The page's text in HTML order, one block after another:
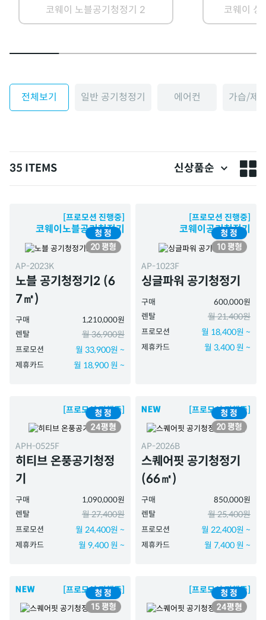
코웨이 노블공기청정기 2
코웨이 싱
전체보기 일반 공기청정기 에어컨 가습/제
35 ITEMS 신상품순
[프로모션 진행중]
코웨이노블공기청정기
AP-2023K
노블 공기청정기2 (6
7㎡)
구매
1,210,000원
렌탈
월 36,900원
프로모션 월 33,900원 ~
제휴카드 월 18,900 원 ~
[프로모션 진행중]
코웨이공기청정기
AP-1023F
싱글파워 공기청정기
구매
600,000원
렌탈
월 21,400원
프로모션 월 18,400원 ~
제휴카드 월 3,400 원 ~
[프로모션 진행중]
APH-0525F
히티브 온풍공기청정
기
구매
1,090,000원
렌탈
월 27,400원
프로모션 월 24,400원 ~
제휴카드 월 9,400 원 ~
[프로모션 진행중]
AP-2026B
스퀘어핏 공기청정기
(66㎡)
구매
850,000원
렌탈
월 25,400원
프로모션 월 22,400원 ~
제휴카드 월 7,400 원 ~
[프로모션 진행중] [프로모션 진행중]